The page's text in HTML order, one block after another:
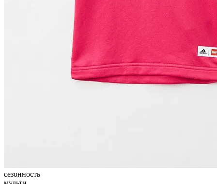
сезонность